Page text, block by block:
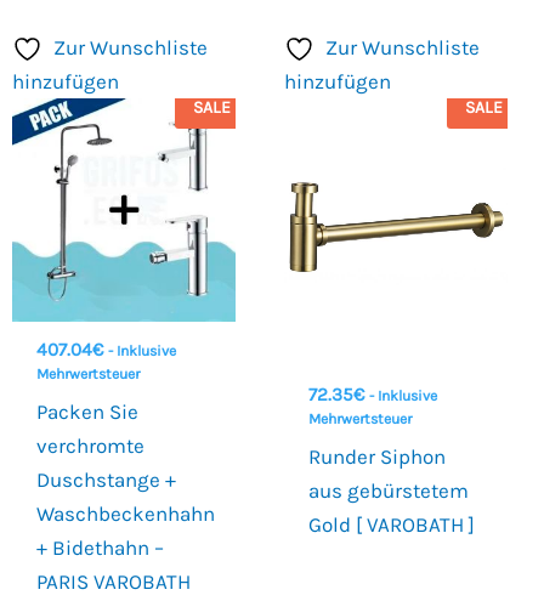
Zur Wunschliste
hinzufügen
SALE
407.04€ - Inklusive
Mehrwertsteuer
Packen Sie
verchromte
Duschstange +
Waschbeckenhahn
+ Bidethahn –
PARIS VAROBATH
Zur Wunschliste
hinzufügen
SALE
72.35€ - Inklusive
Mehrwertsteuer
Runder Siphon
aus gebürstetem
Gold [ VAROBATH ]